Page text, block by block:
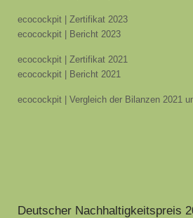
ecocockpit | Zertifikat 2023
ecocockpit | Bericht 2023
ecocockpit | Zertifikat 2021
ecocockpit | Bericht 2021
ecocockpit | Vergleich der Bilanzen 2021
Deutscher Nachhaltigkeitspreis